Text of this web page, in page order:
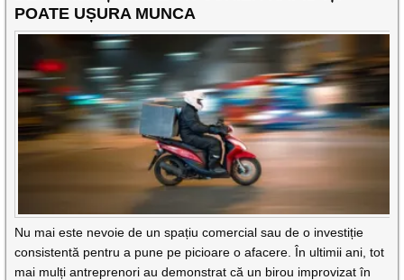
POATE UȘURA MUNCA
Nu mai este nevoie de un spațiu comercial sau de o investiție
consistentă pentru a pune pe picioare o afacere. În ultimii ani, tot
mai mulți antreprenori au demonstrat că un birou improvizat în